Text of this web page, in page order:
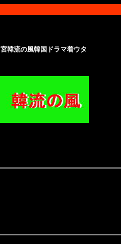
宮韓流の風韓国ドラマ着ウタ